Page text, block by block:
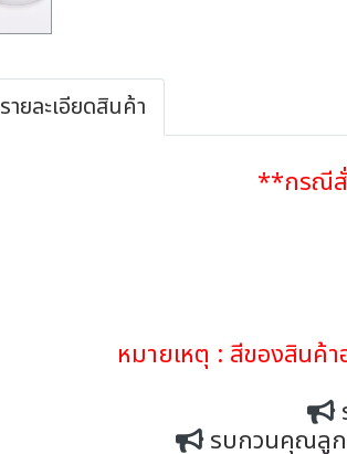
รายละเอียดสินค้า
**กรณีสั่
หมายเหตุ : สีของสินค้
รบกวนคุณลูก